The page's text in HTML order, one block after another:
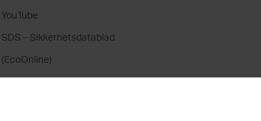
YouTube
SDS – Sikkerhetsdatablad
(EcoOnline)
Wilhelmsen whistleblowing